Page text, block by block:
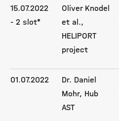
15.07.2022
- 2 slot*
Oliver Knodel
et al.,
HELIPORT
project
01.07.2022
Dr. Daniel
Mohr, Hub
AST